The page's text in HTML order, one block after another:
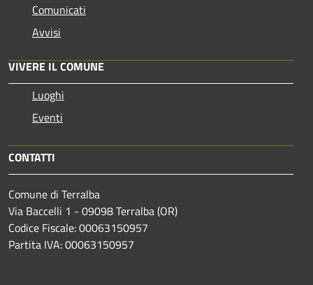
Comunicati
Avvisi
VIVERE IL COMUNE
Luoghi
Eventi
CONTATTI
Comune di Terralba
Via Baccelli 1 - 09098 Terralba (OR)
Codice Fiscale: 00063150957
Partita IVA: 00063150957